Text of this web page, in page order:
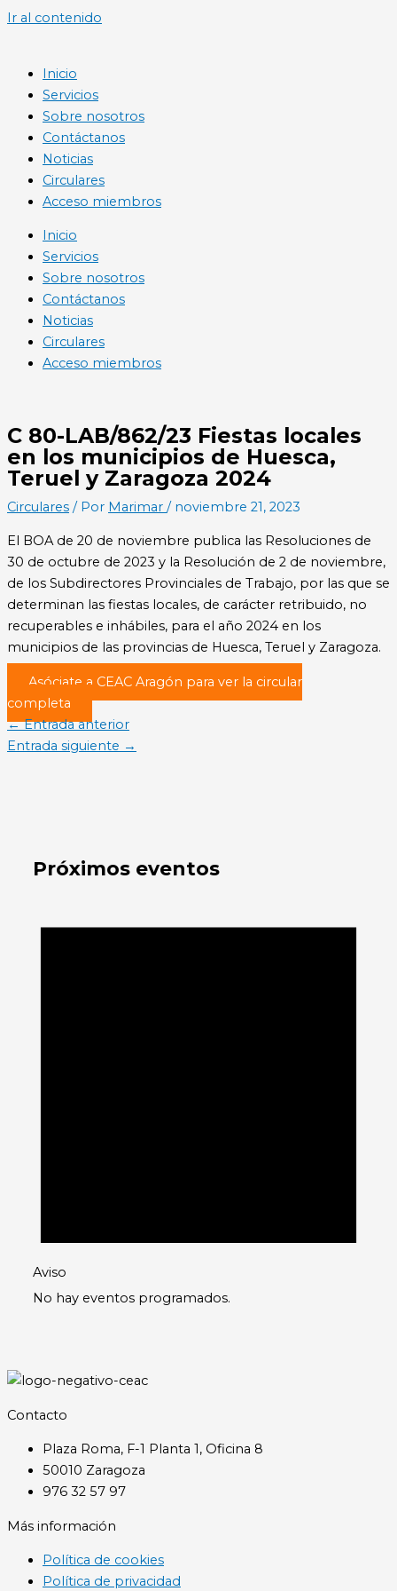
Ir al contenido
Inicio
Servicios
Sobre nosotros
Contáctanos
Noticias
Circulares
Acceso miembros
Inicio
Servicios
Sobre nosotros
Contáctanos
Noticias
Circulares
Acceso miembros
C 80-LAB/862/23 Fiestas locales
en los municipios de Huesca,
Teruel y Zaragoza 2024
Circulares / Por Marimar / noviembre 21, 2023
El BOA de 20 de noviembre publica las Resoluciones de
30 de octubre de 2023 y la Resolución de 2 de noviembre,
de los Subdirectores Provinciales de Trabajo, por las que se
determinan las fiestas locales, de carácter retribuido, no
recuperables e inhábiles, para el año 2024 en los
municipios de las provincias de Huesca, Teruel y Zaragoza.
Asóciate a CEAC Aragón para ver la circular
completa
←Entrada anterior
Entrada siguiente →
Próximos eventos
Aviso
No hay eventos programados.
Contacto
Plaza Roma, F-1 Planta 1, Oficina 8
50010 Zaragoza
976 32 57 97
Más información
Política de cookies
Política de privacidad